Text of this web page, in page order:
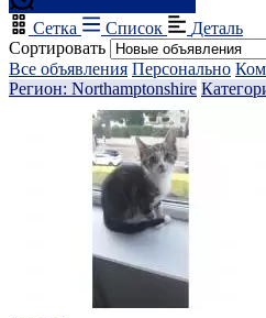
Сетка
Список
Деталь
Сортировать
Все объявления Персонально
Регион: Northamptonshire